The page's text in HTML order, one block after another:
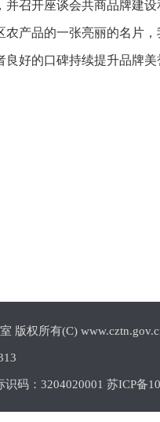
召开座谈会共商品牌建
农产品的一张亮丽的名片
好的口碑持续提升品牌
版权所有(C)
码：3204020001 苏ICP备